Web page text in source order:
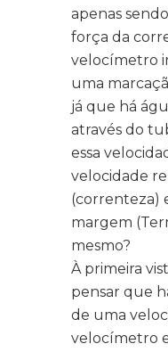
apenas
força da
velocímetro
uma
já que há
através do
essa
velocidade
(correnteza)
margem
mesmo?
À primeira
pensar que
de uma
velocímetro